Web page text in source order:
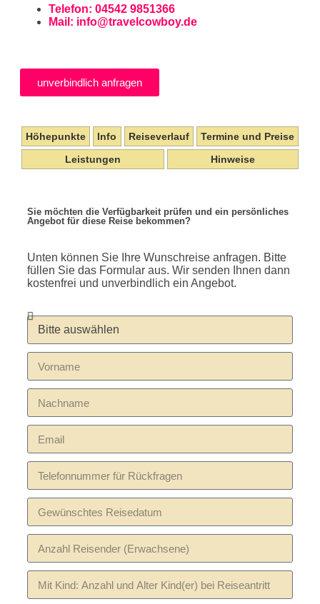
Telefon: 04542 9851366
Mail: info@travelcowboy.de
unverbindlich anfragen
Höhepunkte Info Reiseverlauf
Termine und Preise
Leistungen
Hinweise
Sie möchten die Verfügbarkeit prüfen und ein persönliches
Angebot für diese Reise bekommen?
Unten können Sie Ihre Wunschreise anfragen. Bitte
füllen Sie das Formular aus. Wir senden Ihnen dann
kostenfrei und unverbindlich ein Angebot.